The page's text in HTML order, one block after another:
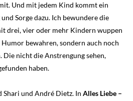
Und mit jedem Kind kommt ein
Sorge dazu. Ich bewundere die
drei, vier oder mehr Kindern wuppen
bewahren, sondern auch noch
Die nicht die Anstrengung sehen,
haben.
Shari und André Dietz. In Alles Liebe –